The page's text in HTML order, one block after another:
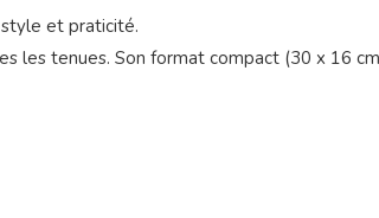
et praticité.
les tenues. Son format compact (30 x 16